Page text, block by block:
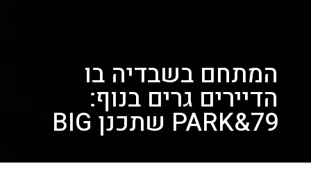
המתחם בשבדיה בו
הדיירים גרים בנוף:
79&PARK שתכנן BIG